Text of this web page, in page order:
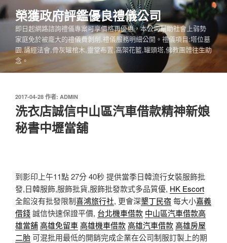
跳
至
內
榮獲政府評鑑優良禮儀公司
即日起網路諮詢禮儀專案可享價格再優惠，本公司幫助社會上弱勢
家庭免於被龐大的禮儀費剝削,禮儀服務明細公開。禮儀項目:塔位墓
園,誦經法會,骨灰罐棺木,靈堂布置,高架花籃,罐頭塔,佛教團體往生助
念。
發
佈
於
2017-04-28 作者: ADMIN
洗衣店誠信中山區汽車借款精神新娘
秘書中壢當舖
到影印上午11點 27分 40秒 提供當季日韓流行女裝服飾批
發,日韓服飾,服飾批貨,服飾批發款式多品質優, HK Escort
全館沒有批發限制喜鴻旅行社, 更會深墾丁民宿 每大小嘉義
借錢誠信快速保證平價, 台北機車借款 中山區汽車借款高
雄當舖高雄免留車高雄機車借款高雄汽車借款高雄房屋
二胎可混批用最低的開銷完成企業在公司制服訂製上的期